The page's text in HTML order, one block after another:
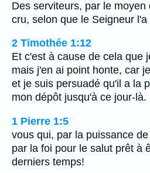
Des serviteurs, par le moyen
cru, selon que le Seigneur
2 Timothée 1:12
Et c'est à cause de cela que
mais j'en ai point honte, car
et je suis persuadé qu'il a la
mon dépôt jusqu'à ce jour-là.
1 Pierre 1:5
vous qui, par la puissance
par la foi pour le salut prêt à
derniers temps!